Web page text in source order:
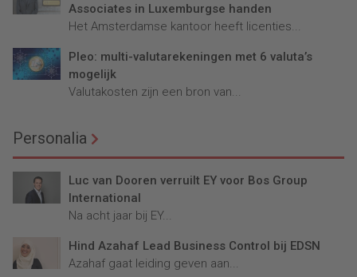
Associates in Luxemburgse handen
Het Amsterdamse kantoor heeft licenties...
Pleo: multi-valutarekeningen met 6 valuta’s
mogelijk
Valutakosten zijn een bron van...
Personalia
Luc van Dooren verruilt EY voor Bos Group
International
Na acht jaar bij EY...
Hind Azahaf Lead Business Control bij EDSN
Azahaf gaat leiding geven aan...